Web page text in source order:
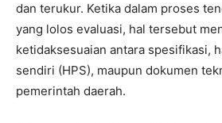
dan terukur. Ketika dalam proses
yang lolos evaluasi, hal tersebut
ketidaksesuaian antara spesifikasi,
sendiri (HPS), maupun dokumen
pemerintah daerah.